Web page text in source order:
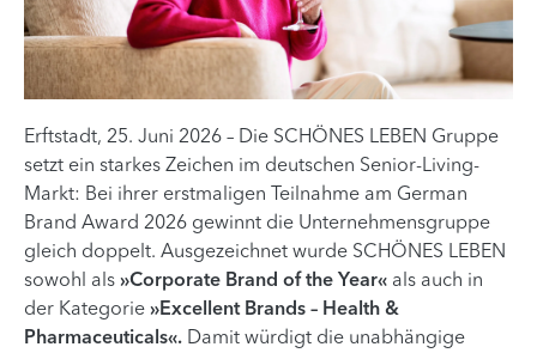
Erftstadt, 25. Juni 2026 – Die SCHÖNES LEBEN Gruppe
setzt ein starkes Zeichen im deutschen Senior-Living-
Markt: Bei ihrer erstmaligen Teilnahme am German
Brand Award 2026 gewinnt die Unternehmensgruppe
gleich doppelt. Ausgezeichnet wurde SCHÖNES LEBEN
sowohl als »Corporate Brand of the Year« als auch in
der Kategorie »Excellent Brands – Health &
Pharmaceuticals«. Damit würdigt die unabhängige